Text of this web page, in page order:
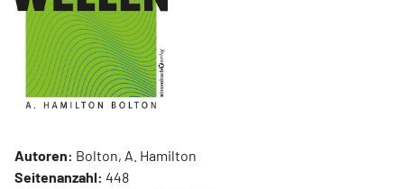
Autoren: Bolton, A. Hamilton
Seitenanzahl: 448